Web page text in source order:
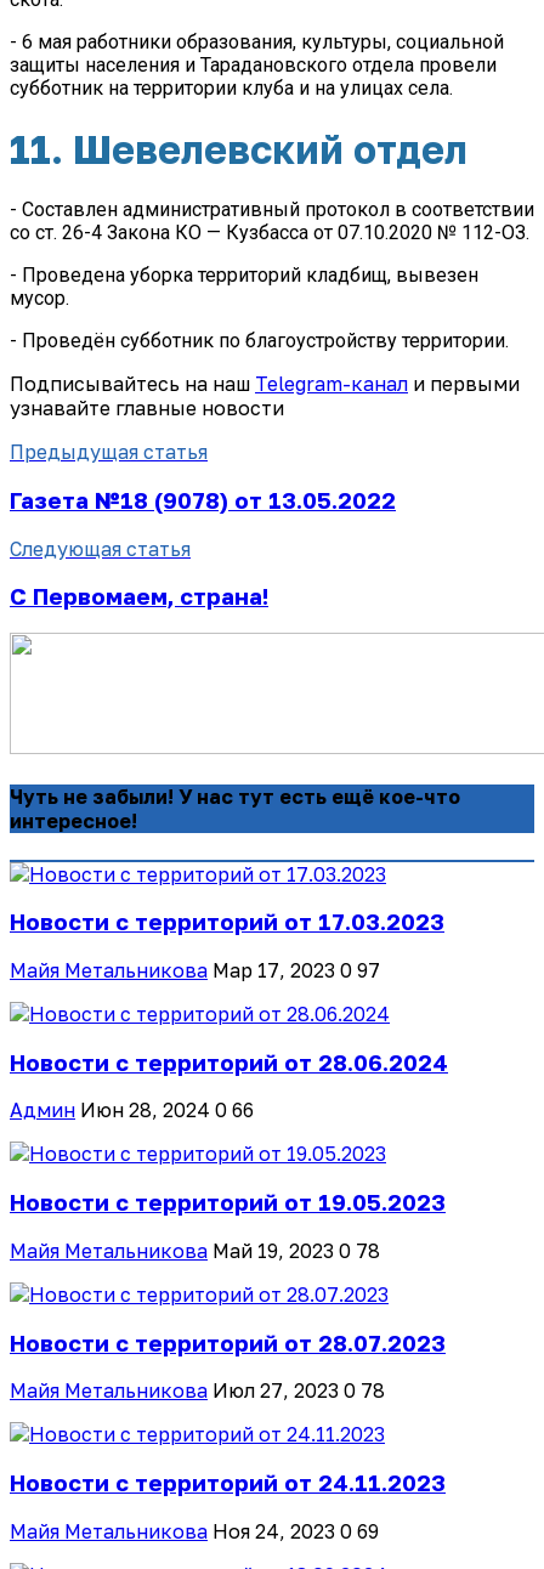
- 6 мая работники образования, культуры, социальной
защиты населения и Тарадановского отдела провели
субботник на территории клуба и на улицах села.
11. Шевелевский отдел
- Составлен административный протокол в соответствии
со ст. 26-4 Закона КО — Кузбасса от 07.10.2020 № 112-ОЗ.
- Проведена уборка территорий кладбищ, вывезен
мусор.
- Проведён субботник по благоустройству территории.
Подписывайтесь на наш Telegram-канал и первыми
узнавайте главные новости
Предыдущая статья
Газета №18 (9078) от 13.05.2022
Следующая статья
С Первомаем, страна!
Чуть не забыли! У нас тут есть ещё кое-что
интересное!
Новости с территорий от 17.03.2023
Майя Метальникова Мар 17, 2023 0 97
Новости с территорий от 28.06.2024
Админ Июн 28, 2024 0 66
Новости с территорий от 19.05.2023
Майя Метальникова Май 19, 2023 0 78
Новости с территорий от 28.07.2023
Майя Метальникова Июл 27, 2023 0 78
Новости с территорий от 24.11.2023
Майя Метальникова Ноя 24, 2023 0 69